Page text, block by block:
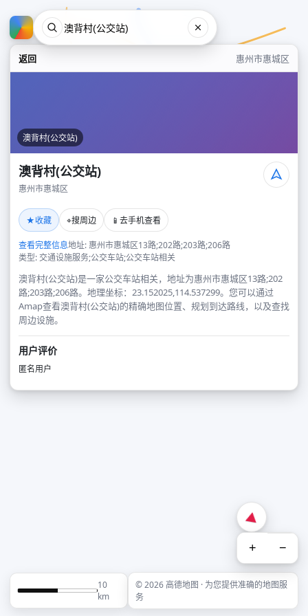
返回 惠州市惠城区
澳背村(公交站)
澳背村(公交站)
惠州市惠城区
★收藏 ⌖搜周边 📱 去手机查看
查看完整信息地址: 惠州市惠城区13路;202路;203路;206路
类型: 交通设施服务;公交车站;公交车站相关
澳背村(公交站)是一家公交车站相关，地址为惠州市惠城区13路;202
路;203路;206路。地理坐标：23.152025,114.537299。您可以通过
Amap查看澳背村(公交站)的精确地图位置、规划到达路线，以及查找
周边设施。
用户评价
匿名用户
+ −
10
km
© 2026 高德地图 · 为您提供准确的地图服
务